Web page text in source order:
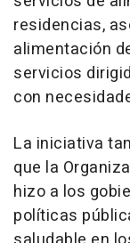
residencias,
alimentación
servicios
con
La iniciativa
que la
hizo a los
políticas